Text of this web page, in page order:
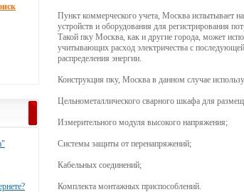
Пункт коммерческого учета, Москва испытывает
устройств и оборудования для регистрирования
Такой пку Москва, как и другие города, может
учитывающих расход электричества с
распределения энергии.
Конструкция пку, Москва в данном случае
Цельнометаллического сварного шкафа для
Измерительного модуля высокого напряжения;
Системы защиты от перенапряжений;
Кабельных соединений;
Комплекта монтажных приспособлений.